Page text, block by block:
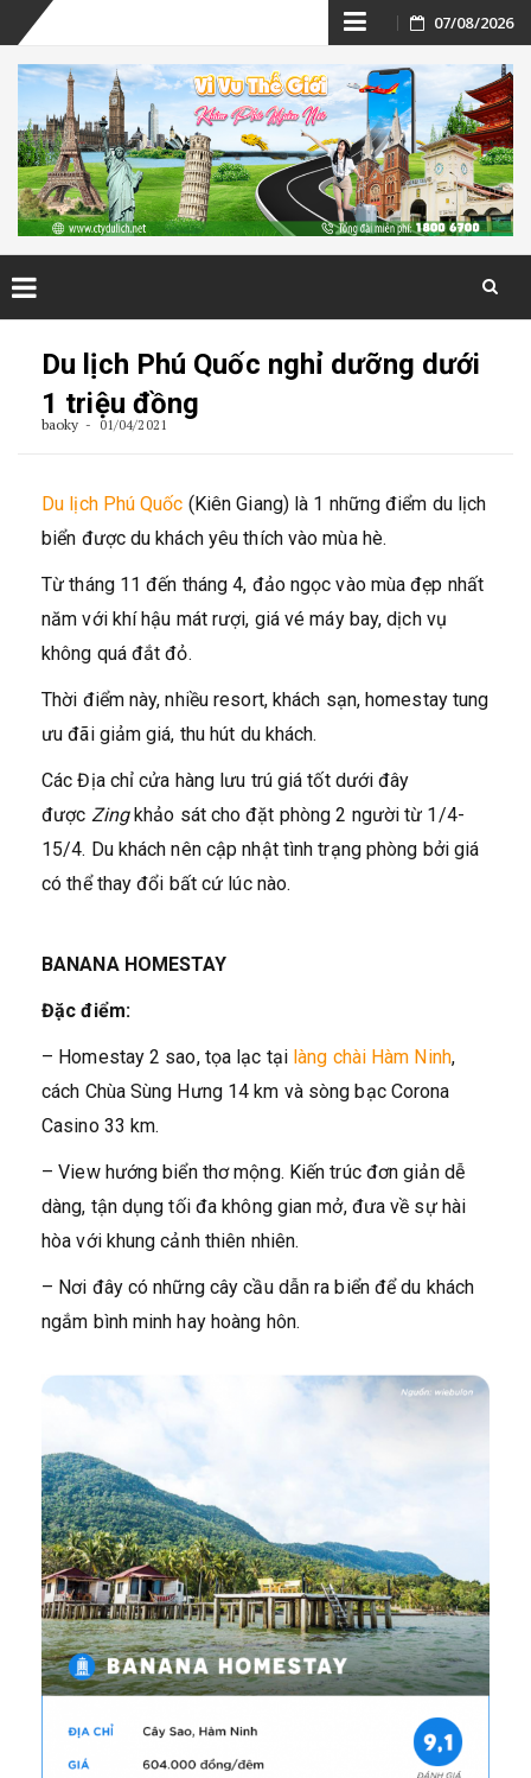
Skip
to
content
07/08/2026
Du lịch Phú Quốc nghỉ dưỡng dưới
1 triệu đồng
baoky 01/04/2021
Du lịch Phú Quốc (Kiên Giang) là 1 những điểm du lịch
biển được du khách yêu thích vào mùa hè.
Từ tháng 11 đến tháng 4, đảo ngọc vào mùa đẹp nhất
năm với khí hậu mát rượi, giá vé máy bay, dịch vụ
không quá đắt đỏ.
Thời điểm này, nhiều resort, khách sạn, homestay tung
ưu đãi giảm giá, thu hút du khách.
Các Địa chỉ cửa hàng lưu trú giá tốt dưới đây
được Zingkhảo sát cho đặt phòng 2 người từ 1/4-
15/4. Du khách nên cập nhật tình trạng phòng bởi giá
có thể thay đổi bất cứ lúc nào.
BANANA HOMESTAY
Đặc điểm:
– Homestay 2 sao, tọa lạc tại làng chài Hàm Ninh,
cách Chùa Sùng Hưng 14 km và sòng bạc Corona
Casino 33 km.
– View hướng biển thơ mộng. Kiến trúc đơn giản dễ
dàng, tận dụng tối đa không gian mở, đưa về sự hài
hòa với khung cảnh thiên nhiên.
– Nơi đây có những cây cầu dẫn ra biển để du khách
ngắm bình minh hay hoàng hôn.